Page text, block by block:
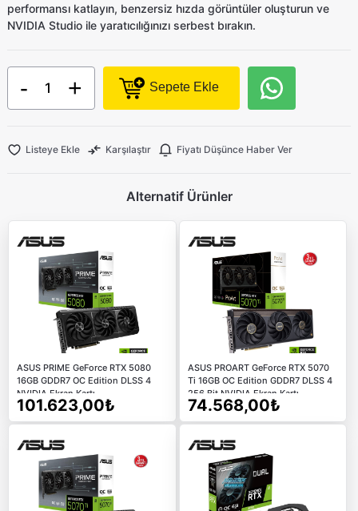
performansı katlayın, benzersiz hızda görüntüler oluşturun ve
NVIDIA Studio ile yaratıcılığınızı serbest bırakın.
- + Sepete Ekle
Listeye Ekle Karşılaştır Fiyatı Düşünce Haber Ver
Alternatif Ürünler
ASUS PRIME GeForce RTX 5080
16GB GDDR7 OC Edition DLSS 4
NVIDIA Ekran Kartı
101.623,00₺
ASUS PROART GeForce RTX 5070
Ti 16GB OC Edition GDDR7 DLSS 4
256 Bit NVIDIA Ekran Kartı
74.568,00₺